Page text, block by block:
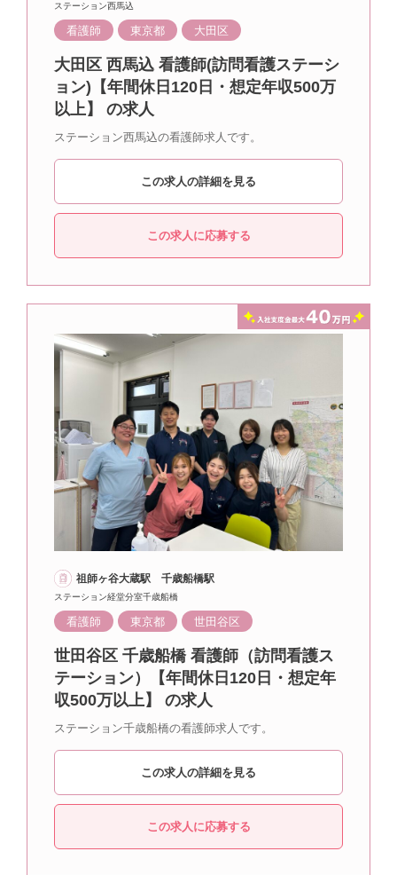
ステーション西馬込
看護師 東京都 大田区
大田区 西馬込 看護師(訪問看護ステーシ
ョン)【年間休日120日・想定年収500万
以上】 の求人
ステーション西馬込の看護師求人です。
この求人の詳細を見る
この求人に応募する
祖師ヶ谷大蔵駅 千歳船橋駅
ステーション経堂分室千歳船橋
看護師 東京都 世田谷区
世田谷区 千歳船橋 看護師（訪問看護ス
テーション）【年間休日120日・想定年
収500万以上】 の求人
ステーション千歳船橋の看護師求人です。
この求人の詳細を見る
この求人に応募する